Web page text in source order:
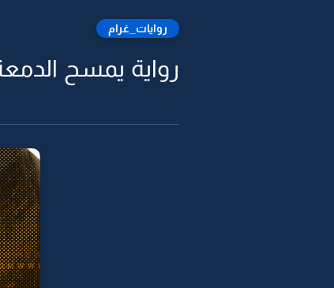
روايات_غرام
رواية يمسح